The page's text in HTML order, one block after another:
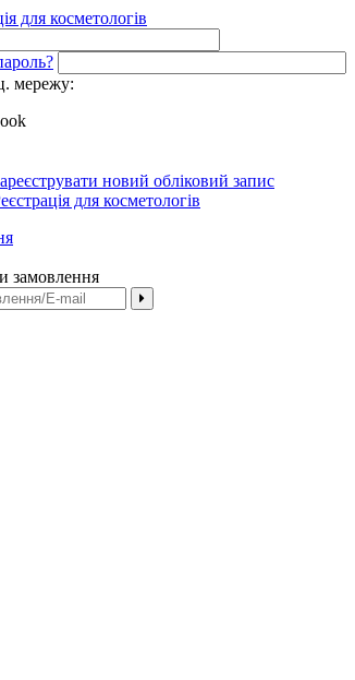
для косметологів
мережу:
новий обліковий запис
для косметологів
замовлення